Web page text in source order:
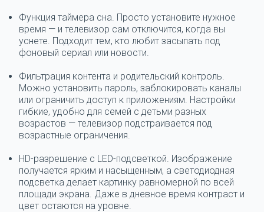
Функция таймера сна. Просто установите нужное
время — и телевизор сам отключится, когда вы
уснете. Подходит тем, кто любит засыпать под
фоновый сериал или новости.
Фильтрация контента и родительский контроль.
Можно установить пароль, заблокировать каналы
или ограничить доступ к приложениям. Настройки
гибкие, удобно для семей с детьми разных
возрастов — телевизор подстраивается под
возрастные ограничения.
HD-разрешение с LED-подсветкой. Изображение
получается ярким и насыщенным, а светодиодная
подсветка делает картинку равномерной по всей
площади экрана. Даже в дневное время контраст и
цвет остаются на уровне.